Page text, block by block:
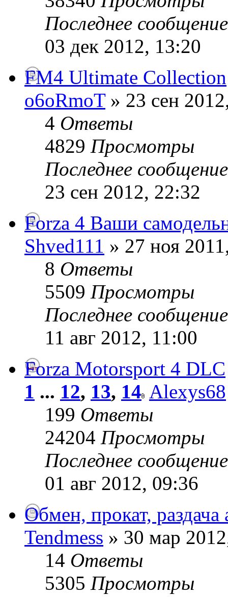
Последнее
03 дек 2012, 13:20
FM4 Ultimate Collection
o6oRmoT» 23 сен
4 Ответы
4829 Просмотры
Последнее
23 сен 2012, 22:32
Forza 4 Ваши
Shved111 » 27 ноя
8 Ответы
5509 Просмотры
Последнее
11 авг 2012, 11:00
Forza Motorsport 4 DLC
1 ... 12, 13, 14 Alexys68
199 Ответы
24204 Просмотры
Последнее
01 авг 2012, 09:36
Обмен, прокат,
Tendmess » 30 мар
14 Ответы
5305 Просмотры